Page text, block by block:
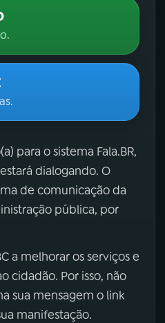
para o sistema Fala.BR,
dialogando. O
de comunicação da
pública, por
a melhorar os serviços e
cidadão. Por isso, não
sua mensagem o link
manifestação.